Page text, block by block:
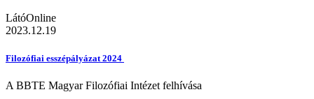
LátóOnline
2023.12.19
Filozófiai esszépályázat 2024
A BBTE Magyar Filozófiai Intézet felhívása